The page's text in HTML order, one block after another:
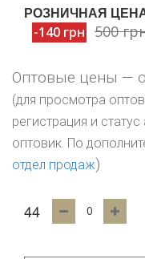
РОЗНИЧНАЯ
-140 грн 500
Оптовые цены —
(для просмотра
регистрация и
оптовик. По
отдел продаж)
44